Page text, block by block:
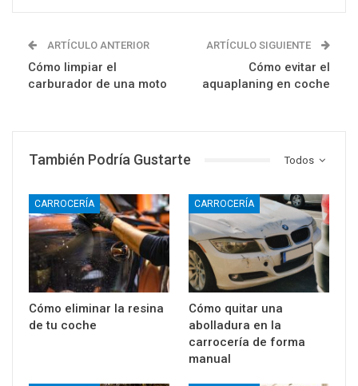
ARTÍCULO ANTERIOR
Cómo limpiar el
carburador de una moto
ARTÍCULO SIGUIENTE
Cómo evitar el
aquaplaning en coche
Todos
También Podría Gustarte
CARROCERÍA
Cómo eliminar la resina
de tu coche
CARROCERÍA
Cómo quitar una
abolladura en la
carrocería de forma
manual